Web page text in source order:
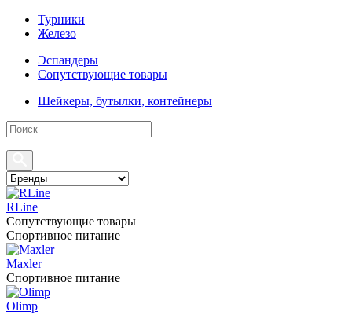
Турники
Железо
Эспандеры
Сопутствующие товары
Шейкеры, бутылки, контейнеры
RLine
Сопутствующие товары
Спортивное питание
Maxler
Спортивное питание
Olimp